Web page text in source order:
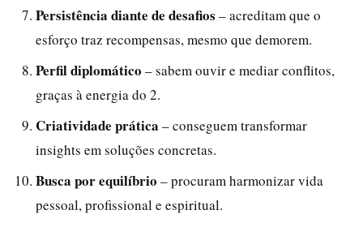
Persistência diante de desafios – acreditam que o
esforço traz recompensas, mesmo que demorem.
Perfil diplomático – sabem ouvir e mediar conflitos,
graças à energia do 2.
Criatividade prática – conseguem transformar
insights em soluções concretas.
Busca por equilíbrio – procuram harmonizar vida
pessoal, profissional e espiritual.